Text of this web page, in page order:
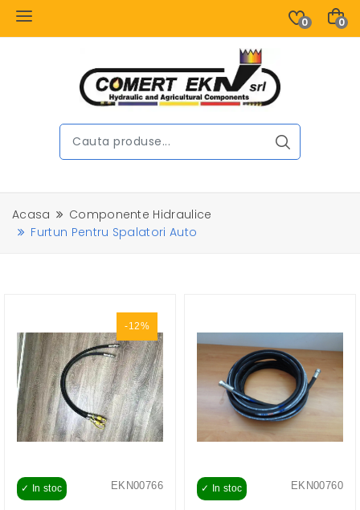
0 0
Acasa
Componente Hidraulice
Furtun Pentru Spalatori Auto
-12%
EKN00766
✓ In stoc EKN00760
✓ In stoc